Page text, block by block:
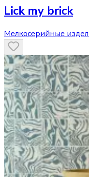
Lick my brick
Мелкосерийные